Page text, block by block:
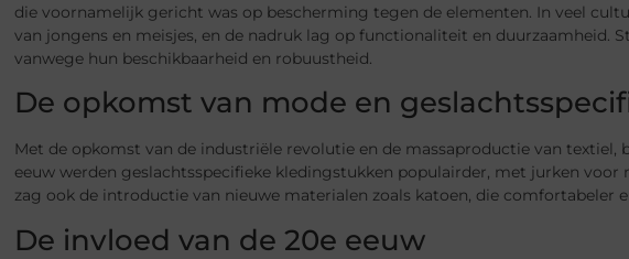
die voornamelijk gericht was op bescherming tegen de elementen. In veel
van jongens en meisjes, en de nadruk lag op functionaliteit en duurzaamheid.
vanwege hun beschikbaarheid en robuustheid.
De opkomst van mode en
Met de opkomst van de industriële revolutie en de massaproductie van textiel,
eeuw werden geslachtsspecifieke kledingstukken populairder, met jurken voor
zag ook de introductie van nieuwe materialen zoals katoen, die comfortabeler
De invloed van de 20e eeuw